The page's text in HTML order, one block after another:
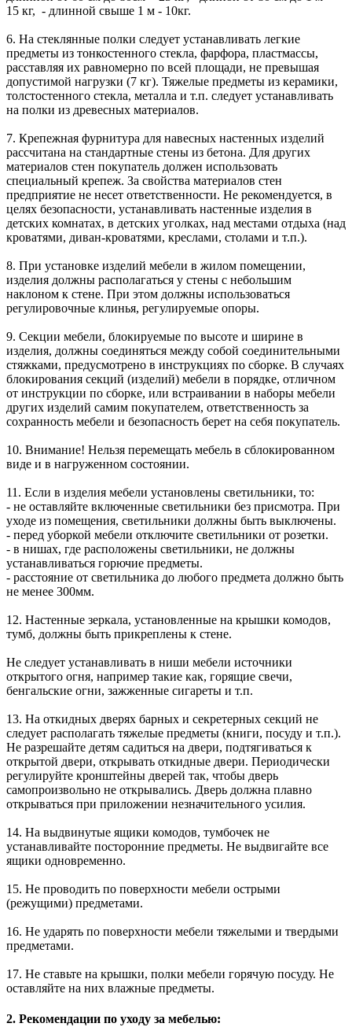
15 кг, - длинной свыше 1 м - 10кг.
6. На стеклянные полки следует устанавливать легкие
предметы из тонкостенного стекла, фарфора, пластмассы,
расставляя их равномерно по всей площади, не превышая
допустимой нагрузки (7 кг). Тяжелые предметы из керамики,
толстостенного стекла, металла и т.п. следует устанавливать
на полки из древесных материалов.
7. Крепежная фурнитура для навесных настенных изделий
рассчитана на стандартные стены из бетона. Для других
материалов стен покупатель должен использовать
специальный крепеж. За свойства материалов стен
предприятие не несет ответственности. Не рекомендуется, в
целях безопасности, устанавливать настенные изделия в
детских комнатах, в детских уголках, над местами отдыха (над
кроватями, диван-кроватями, креслами, столами и т.п.).
8. При установке изделий мебели в жилом помещении,
изделия должны располагаться у стены с небольшим
наклоном к стене. При этом должны использоваться
регулировочные клинья, регулируемые опоры.
9. Секции мебели, блокируемые по высоте и ширине в
изделия, должны соединяться между собой соединительными
стяжками, предусмотрено в инструкциях по сборке. В случаях
блокирования секций (изделий) мебели в порядке, отличном
от инструкции по сборке, или встраивании в наборы мебели
других изделий самим покупателем, ответственность за
сохранность мебели и безопасность берет на себя покупатель.
10. Внимание! Нельзя перемещать мебель в сблокированном
виде и в нагруженном состоянии.
11. Если в изделия мебели установлены светильники, то:
- не оставляйте включенные светильники без присмотра. При
уходе из помещения, светильники должны быть выключены.
- перед уборкой мебели отключите светильники от розетки.
- в нишах, где расположены светильники, не должны
устанавливаться горючие предметы.
- расстояние от светильника до любого предмета должно быть
не менее 300мм.
12. Настенные зеркала, установленные на крышки комодов,
тумб, должны быть прикреплены к стене.
Не следует устанавливать в ниши мебели источники
открытого огня, например такие как, горящие свечи,
бенгальские огни, зажженные сигареты и т.п.
13. На откидных дверях барных и секретерных секций не
следует располагать тяжелые предметы (книги, посуду и т.п.).
Не разрешайте детям садиться на двери, подтягиваться к
открытой двери, открывать откидные двери. Периодически
регулируйте кронштейны дверей так, чтобы дверь
самопроизвольно не открывались. Дверь должна плавно
открываться при приложении незначительного усилия.
14. На выдвинутые ящики комодов, тумбочек не
устанавливайте посторонние предметы. Не выдвигайте все
ящики одновременно.
15. Не проводить по поверхности мебели острыми
(режущими) предметами.
16. Не ударять по поверхности мебели тяжелыми и твердыми
предметами.
17. Не ставьте на крышки, полки мебели горячую посуду. Не
оставляйте на них влажные предметы.
2. Рекомендации по уходу за мебелью: